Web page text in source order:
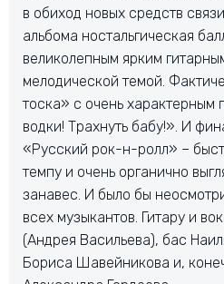
в обиход новых средств
альбома ностальгическая
великолепным ярким
мелодической темой.
тоска» с очень
водки! Трахнуть бабу!». И
«Русский рок-н-ролл» –
темпу и очень органично
занавес. И было бы
всех музыкантов. Гитару и
(Андрея Васильева), бас
Бориса Шавейникова и,